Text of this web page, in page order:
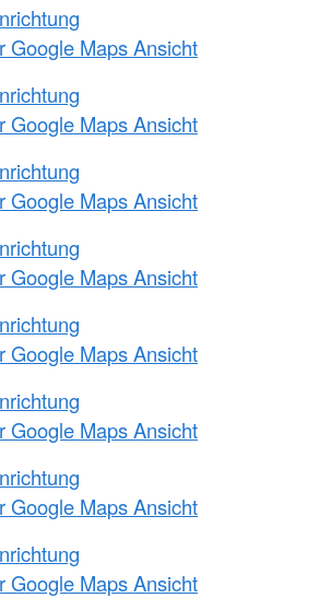
Google Maps Ansicht
Google Maps Ansicht
Google Maps Ansicht
Google Maps Ansicht
Google Maps Ansicht
Google Maps Ansicht
Google Maps Ansicht
Google Maps Ansicht